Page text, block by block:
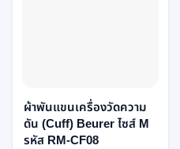
ผ้าพันแขนเครื่องวัดความ
ดัน (Cuff) Beurer ไซส์ M
รหัส RM-CF08